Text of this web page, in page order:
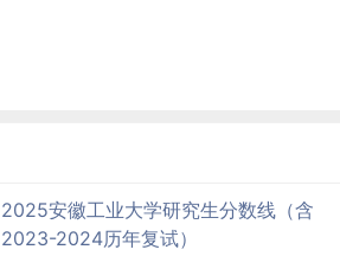
2025安徽工业大学研究生分数线（含
2023-2024历年复试）